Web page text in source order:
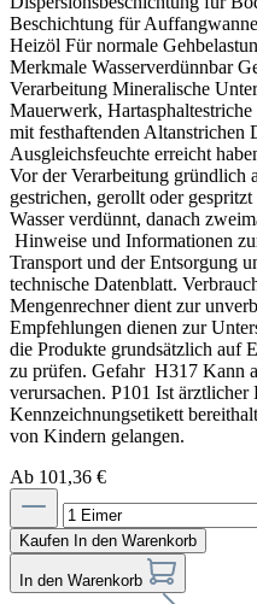
Beschichtung für
Heizöl Für normale
Merkmale Wasserverdünnbar
Verarbeitung Mineralische
Mauerwerk,
mit festhaftenden Alt­anstrichen
Ausgleichs­feuchte erreicht
Vor der Verarbeitung gründlich
gestrichen, gerollt oder
Wasser verdünnt, danach
Hinweise und Informationen
Transport und der Entsorgung
technische Datenblatt.
Mengenrechner dient zur
Empfehlungen dienen zur
die Produkte grundsätzlich auf
zu prüfen. Gefahr H317 Kann
verursachen. P101 Ist
Kennzeichnungsetikett
von Kindern gelangen.
Ab 101,36 €
Kaufen In den Warenkorb
In den Warenkorb